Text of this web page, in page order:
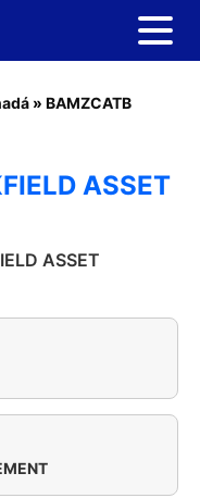
» BAMZCATB
ASSET
ASSET